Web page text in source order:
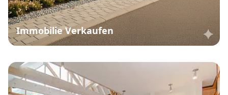
Immobilie Verkaufen